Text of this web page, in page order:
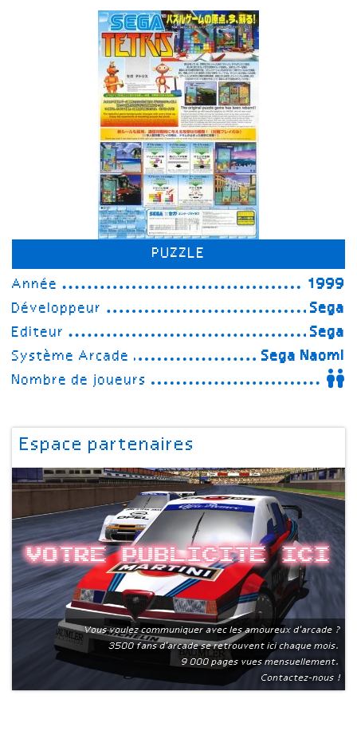
PUZZLE
Année
1999
Développeur
Sega
Editeur
Sega
Système Arcade
Sega Naomi
Nombre de joueurs
Espace partenaires
Votre publicite ici
Vous voulez communiquer avec les amoureux d'arcade ?
3500 fans d'arcade se retrouvent ici chaque mois.
9 000 pages vues mensuellement.
Contactez-nous !